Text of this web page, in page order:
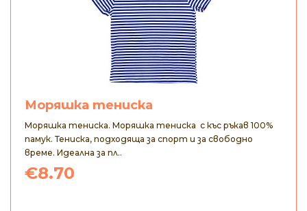
Моряшка тениска
Моряшка тениска. Моряшка тениска с къс ръкав 100%
памук. Тениска, подходяща за спорт и за свободно
време. Идеална за пл..
€8.70